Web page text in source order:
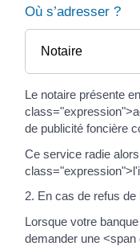
Où s’adresser ?
Notaire
Le notaire présente
de publicité foncière
Ce service radie
2. En cas de refus de
Lorsque votre
demander une